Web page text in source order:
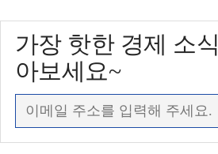
가장 핫한 경제 소
아보세요~